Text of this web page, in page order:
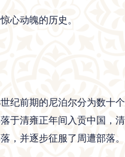
心动魄的历史。
纪前期的尼泊尔分为数十
于清雍正年间入贡中国，
，并逐步征服了周遭部落